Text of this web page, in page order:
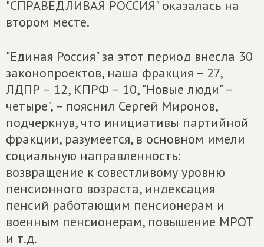
"СПРАВЕДЛИВАЯ РОССИЯ" оказалась на
втором месте.
"Единая Россия" за этот период внесла 30
законопроектов, наша фракция – 27,
ЛДПР – 12, КПРФ – 10, "Новые люди" –
четыре", – пояснил Сергей Миронов,
подчеркнув, что инициативы партийной
фракции, разумеется, в основном имели
социальную направленность:
возвращение к совестливому уровню
пенсионного возраста, индексация
пенсий работающим пенсионерам и
военным пенсионерам, повышение МРОТ
и т.д.